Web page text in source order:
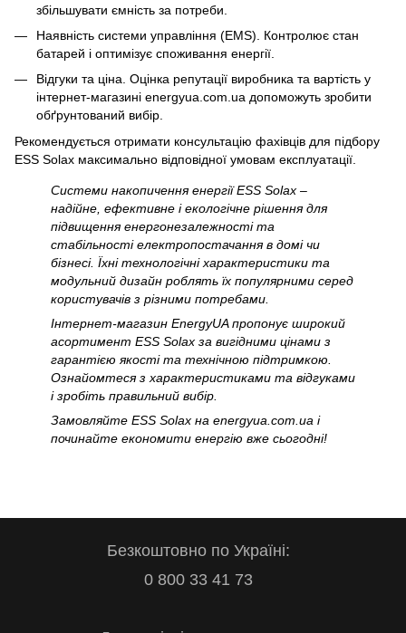
збільшувати ємність за потреби.
Наявність системи управління (EMS). Контролює стан
батарей і оптимізує споживання енергії.
Відгуки та ціна. Оцінка репутації виробника та вартість у
інтернет-магазині energyua.com.ua допоможуть зробити
обґрунтований вибір.
Рекомендується отримати консультацію фахівців для підбору
ESS Solax максимально відповідної умовам експлуатації.
Системи накопичення енергії ESS Solax –
надійне, ефективне і екологічне рішення для
підвищення енергонезалежності та
стабільності електропостачання в домі чи
бізнесі. Їхні технологічні характеристики та
модульний дизайн роблять їх популярними серед
користувачів з різними потребами.
Інтернет-магазин EnergyUA пропонує широкий
асортимент ESS Solax за вигідними цінами з
гарантією якості та технічною підтримкою.
Ознайомтеся з характеристиками та відгуками
і зробіть правильний вибір.
Замовляйте ESS Solax на energyua.com.ua і
починайте економити енергію вже сьогодні!
Безкоштовно по Україні:
0 800 33 41 73